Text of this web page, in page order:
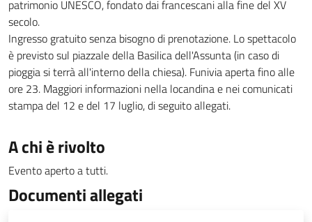
patrimonio UNESCO, fondato dai francescani alla fine del XV
secolo.
Ingresso gratuito senza bisogno di prenotazione. Lo spettacolo
è previsto sul piazzale della Basilica dell'Assunta (in caso di
pioggia si terrà all'interno della chiesa). Funivia aperta fino alle
ore 23. Maggiori informazioni nella locandina e nei comunicati
stampa del 12 e del 17 luglio, di seguito allegati.
A chi è rivolto
Evento aperto a tutti.
Documenti allegati